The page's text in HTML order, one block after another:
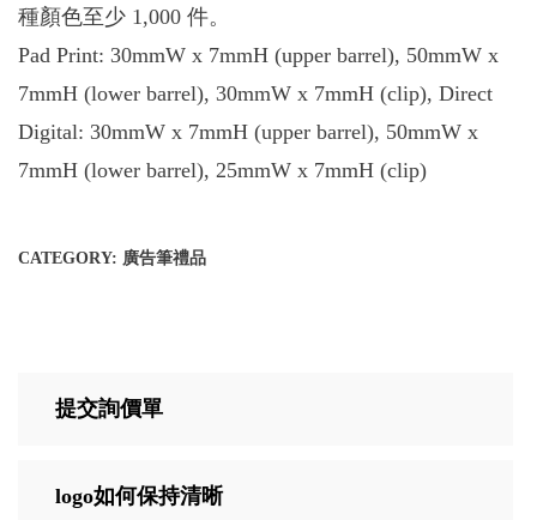
種顏色至少 1,000 件。
Pad Print: 30mmW x 7mmH (upper barrel), 50mmW x
7mmH (lower barrel), 30mmW x 7mmH (clip), Direct
Digital: 30mmW x 7mmH (upper barrel), 50mmW x
7mmH (lower barrel), 25mmW x 7mmH (clip)
CATEGORY: 廣告筆禮品
提交詢價單
logo如何保持清晰